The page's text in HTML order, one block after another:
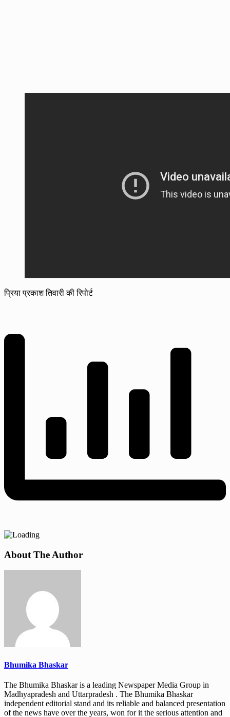
प्रिया प्रकाश तिवारी की रिपोर्ट
About The Author
Bhumika Bhaskar
The Bhumika Bhaskar is a leading Newspaper Media Group in
Madhyapradesh and Uttarpradesh . The Bhumika Bhaskar
independent editorial stand and its reliable and balanced presentation
of the news have over the years, won for it the serious attention and